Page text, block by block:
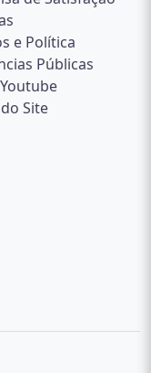
e Política
Públicas
Site